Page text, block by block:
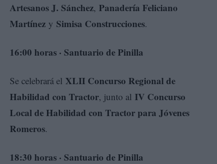
Artesanos J. Sánchez, Panadería Feliciano
Martínez y Simisa Construcciones.
16:00 horas · Santuario de Pinilla
Se celebrará el XLII Concurso Regional de
Habilidad con Tractor, junto al IV Concurso
Local de Habilidad con Tractor para Jóvenes
Romeros.
18:30 horas · Santuario de Pinilla